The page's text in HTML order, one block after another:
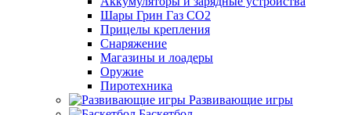
Шары Грин Газ СО2
Прицелы крепления
Снаряжение
Магазины и лоадеры
Оружие
Пиротехника
Развивающие игры